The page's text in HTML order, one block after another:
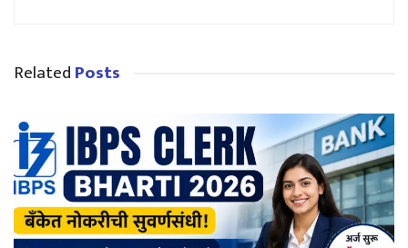
RelatedPosts